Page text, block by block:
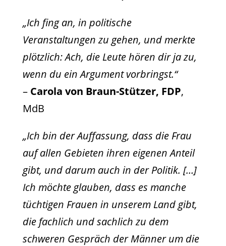
„Ich fing an, in politische
Veranstaltungen zu gehen, und merkte
plötzlich: Ach, die Leute hören dir ja zu,
wenn du ein Argument vorbringst.“
– Carola von Braun-Stützer, FDP,
MdB
„Ich bin der Auffassung, dass die Frau
auf allen Gebieten ihren eigenen Anteil
gibt, und darum auch in der Politik. […]
Ich möchte glauben, dass es manche
tüchtigen Frauen in unserem Land gibt,
die fachlich und sachlich zu dem
schweren Gespräch der Männer um die